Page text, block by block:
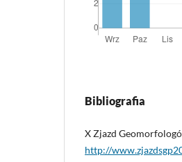
Bibliografia
X Zjazd
http://